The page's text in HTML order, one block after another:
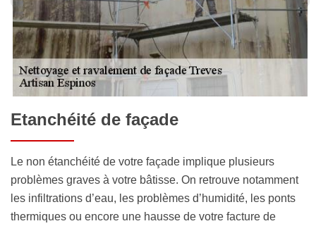
Etanchéité de façade
Le non étanchéité de votre façade implique plusieurs
problèmes graves à votre bâtisse. On retrouve notamment
les infiltrations d’eau, les problèmes d’humidité, les ponts
thermiques ou encore une hausse de votre facture de